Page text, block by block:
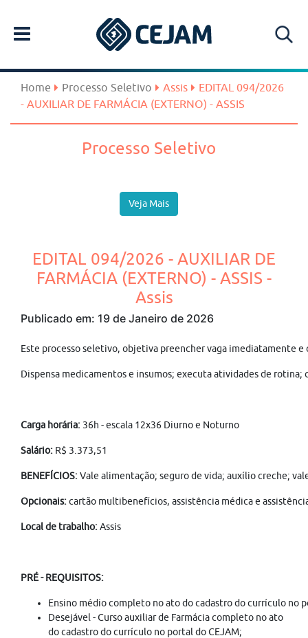
Home Processo Seletivo Assis
EDITAL 094/2026
- AUXILIAR DE FARMÁCIA (EXTERNO) - ASSIS
Processo Seletivo
Veja Mais
EDITAL 094/2026 - AUXILIAR DE
FARMÁCIA (EXTERNO) - ASSIS -
Assis
Publicado em: 19 de Janeiro de 2026
Este processo seletivo, objetiva preencher vaga imediatamente
Dispensa medicamentos e insumos; executa atividades de
Carga horária: 36h - escala 12x36 Diurno e Noturno
Salário: R$ 3.373,51
BENEFÍCIOS:Vale alimentação; seguro de vida; auxílio creche;
Opcionais:cartão multibenefícios, assistência médica e
Local de trabalho:Assis
PRÉ - REQUISITOS:
Ensino médio completo no ato do cadastro do currículo no
Desejável - Curso auxiliar de Farmácia completo no ato
do cadastro do currículo no portal do CEJAM;